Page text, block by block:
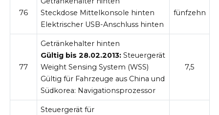
76
Steckdose Mittelkonsole hinten
Elektrischer USB-Anschluss hinten
fünfzehn
77
Getränkehalter hinten
Gültig bis 28.02.2013: Steuergerät
Weight Sensing System (WSS)
Gültig für Fahrzeuge aus China und
Südkorea: Navigationsprozessor
7,5
Steuergerät für